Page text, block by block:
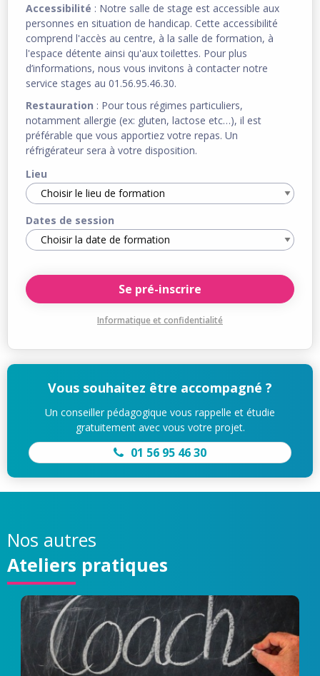
Accessibilité : Notre salle de stage est accessible aux
personnes en situation de handicap. Cette accessibilité
comprend l'accès au centre, à la salle de formation, à
l'espace détente ainsi qu'aux toilettes. Pour plus
d’informations, nous vous invitons à contacter notre
service stages au 01.56.95.46.30.
Restauration : Pour tous régimes particuliers,
notamment allergie (ex: gluten, lactose etc…), il est
préférable que vous apportiez votre repas. Un
réfrigérateur sera à votre disposition.
Lieu
Dates de session
Informatique et confidentialité
Vous souhaitez être accompagné ?
Un conseiller pédagogique vous rappelle et étudie
gratuitement avec vous votre projet.
01 56 95 46 30
Nos autres
Ateliers pratiques